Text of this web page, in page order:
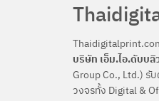
บริษัท เอ็ม.ไอ.ดับบลิ
Group Co., Ltd.)
วงจรทั้ง Digital &